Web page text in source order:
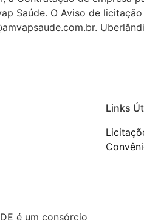
Saúde. O Aviso de
é um consórcio
Links